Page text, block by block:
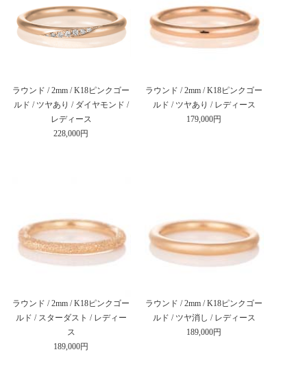
ラウンド / 2mm / K18ピンクゴー
ルド / ツヤあり / ダイヤモンド /
レディース
228,000円
ラウンド / 2mm / K18ピンクゴー
ルド / ツヤあり / レディース
179,000円
ラウンド / 2mm / K18ピンクゴー
ルド / スターダスト / レディー
ス
189,000円
ラウンド / 2mm / K18ピンクゴー
ルド / ツヤ消し / レディース
189,000円